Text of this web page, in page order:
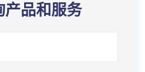
产品和服务